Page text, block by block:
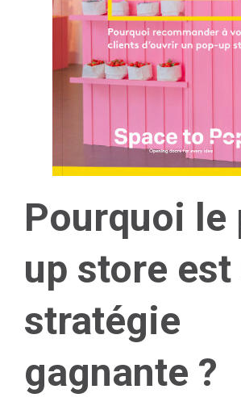
Pourquoi le
up store est
stratégie
gagnante ?